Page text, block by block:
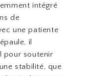
intégré
de
une patiente
il
pour soutenir
stabilité, que